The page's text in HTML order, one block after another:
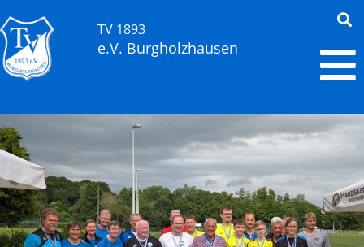
TV 1893
e.V. Burgholzhausen